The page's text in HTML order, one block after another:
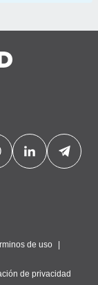
de uso
de privacidad